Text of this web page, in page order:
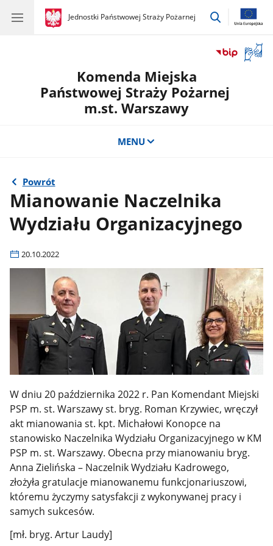
gov.pl
Jednostki Państwowej Straży Pożarnej
gov.pl
Jednostki
przejdź
okno
Komenda Miejska
Państwowej Straży Pożarnej
m.st. Warszawy
MENU
Powrót
Mianowanie Naczelnika
Wydziału Organizacyjnego
20.10.2022
W dniu 20 października 2022 r. Pan Komendant Miejski
PSP m. st. Warszawy st. bryg. Roman Krzywiec, wręczył
akt mianowania st. kpt. Michałowi Konopce na
stanowisko Naczelnika Wydziału Organizacyjnego w KM
PSP m. st. Warszawy. Obecna przy mianowaniu bryg.
Anna Zielińska – Naczelnik Wydziału Kadrowego,
złożyła gratulacje mianowanemu funkcjonariuszowi,
któremu życzymy satysfakcji z wykonywanej pracy i
samych sukcesów.
[mł. bryg. Artur Laudy]